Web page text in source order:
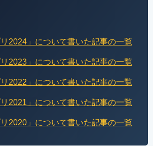
リ2024」について書いた記事の一覧
リ2023」について書いた記事の一覧
リ2022」について書いた記事の一覧
リ2021」について書いた記事の一覧
リ2020」について書いた記事の一覧